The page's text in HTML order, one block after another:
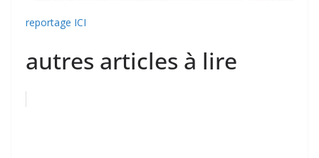
reportage ICI
autres articles à lire